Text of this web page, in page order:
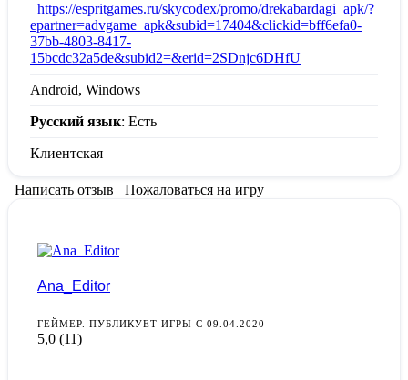
https://espritgames.ru/skycodex/promo/drekabardagi_apk/?
epartner=advgame_apk&subid=17404&clickid=bff6efa0-
37bb-4803-8417-
15bcdc32a5de&subid2=&erid=2SDnjc6DHfU
Android, Windows
Русский язык: Есть
Клиентская
Написать отзыв Пожаловаться на игру
Ana_Editor
ГЕЙМЕР. ПУБЛИКУЕТ ИГРЫ С 09.04.2020
5,0 (11)